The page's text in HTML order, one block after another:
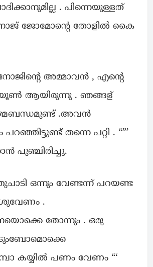
. പിന്നെയുള്ളത്
ജോമോന്റെ തോളിൽ കൈ
അമ്മാവൻ , എന്റെ
ആയിരുന്നു . ഞങ്ങള്
.അവൻ
തന്നെ പറ്റി . “”’
പുഞ്ചിരിച്ചു.
ഒന്നും വേണ്ടന്ന് പറയണ്ട
.
തോന്നും . ഒരു
കയ്യിൽ പണം വേണം “‘